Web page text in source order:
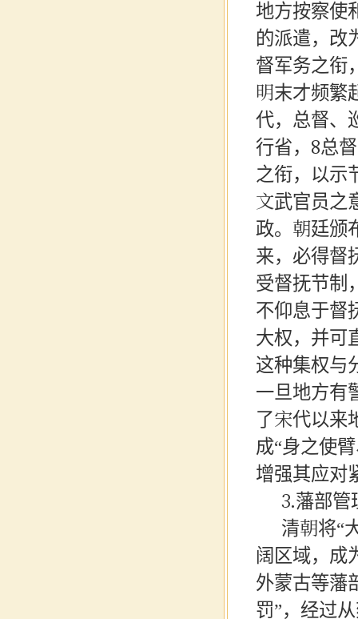
地方按察使
的派遣，改
督军务之衔
明末才频繁
代，总督、
行省，8总
之衔，以示
文武官员之
政。朝廷颁
来，必得督
受督抚节制
不仰息于督
大权，并可
这种集权与
一旦地方有
了宋代以来
成“身之使
增强其应对
3.藩部管
清朝将“
阔区域，成
外蒙古等藩
罚”，经过